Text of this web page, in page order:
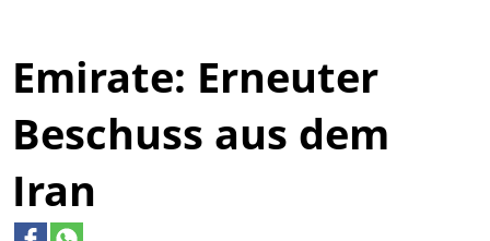
Emirate: Erneuter
Beschuss aus dem
Iran